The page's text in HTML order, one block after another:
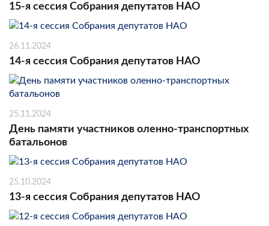
15-я сессия Собрания депутатов НАО
26.11.2024
14-я сессия Собрания депутатов НАО
25.11.2024
День памяти участников оленно-транспортных
батальонов
25.10.2024
13-я сессия Собрания депутатов НАО